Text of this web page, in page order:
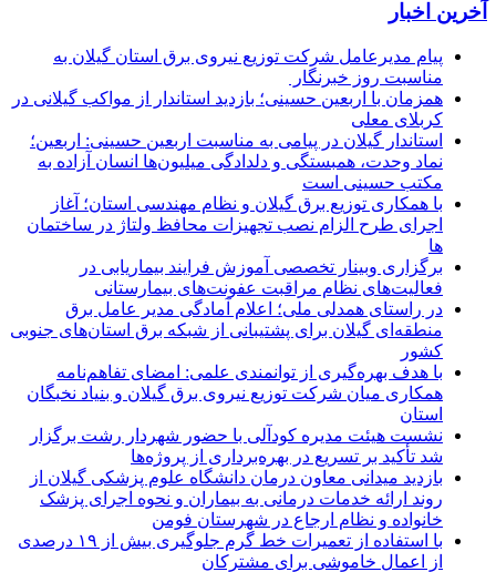
آخرین اخبار
پیام مدیرعامل شركت توزیع نیروی برق استان گیلان به
مناسبت روز خبرنگار ‌
همزمان با اربعین حسینی؛ بازدید استاندار از مواکب گیلانی در
کربلای معلی
استاندار گیلان در پیامی به مناسبت اربعین حسینی: اربعین؛
نماد وحدت، همبستگی و دلدادگی میلیون‌ها انسان آزاده به
مکتب حسینی است
با همکاری توزیع برق گیلان و نظام مهندسی استان؛ آغاز
اجرای طرح الزام نصب تجهیزات محافظ ولتاژ در ساختمان
ها
برگزاری وبینار تخصصی آموزش فرایند بیماریابی در
فعالیت‌های نظام مراقبت عفونت‌های بیمارستانی
در راستای همدلی ملی؛ اعلام آمادگی مدیر عامل برق
منطقه‌ای گیلان برای پشتیبانی از شبكه برق استان‌های جنوبی
كشور
با هدف بهره‌گیری از توانمندی علمی: امضای تفاهم‌نامه
همكاری میان شركت توزیع نیروی برق گیلان و بنیاد نخبگان
استان
نشست هیئت مدیره کودآلی با حضور شهردار رشت برگزار
شد تأکید بر تسریع در بهره‌برداری از پروژه‌ها
بازدید میدانی معاون درمان دانشگاه علوم پزشکی گیلان از
روند ارائه خدمات درمانی به بیماران و نحوه اجرای پزشک
خانواده و نظام ارجاع در شهرستان فومن
با استفاده از تعمیرات خط گرم جلوگیری بیش از ۱۹ درصدی
از اعمال خاموشی برای مشتركان